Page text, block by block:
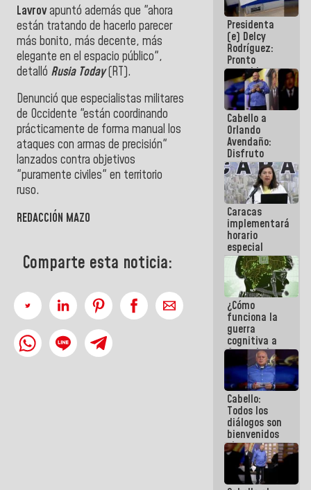
Lavrovapuntó además que "ahora
están tratando de hacerlo parecer
más bonito, más decente, más
elegante en el espacio público",
detalló Rusia Today(RT).
Denunció que especialistas militares
de Occidente "están coordinando
prácticamente de forma manual los
ataques con armas de precisión"
lanzados contra objetivos
"puramente civiles" en territorio
ruso.
REDACCIÓN MAZO
Comparte esta noticia:
Presidenta
(e) Delcy
Rodríguez:
Pronto
restableceremos
las
operaciones
en el
Aeropuerto
Internacional
de
Maiquetía
Cabello a
Orlando
Avendaño:
Disfruto
cada vez
que escribes
porque lo
que haces
es
embarrarla
Caracas
implementará
horario
especial
para
adaptarse
al plan de
ahorro
energético
¿Cómo
funciona la
guerra
cognitiva a
favor de la
narrativa
hegemónica?
(1)
Cabello:
Todos los
diálogos son
bienvenidos
siempre que
estén en el
marco de la
Constitución